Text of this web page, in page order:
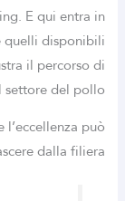
E qui entra in
disponibili
il percorso di
del pollo.
può
dalla filiera